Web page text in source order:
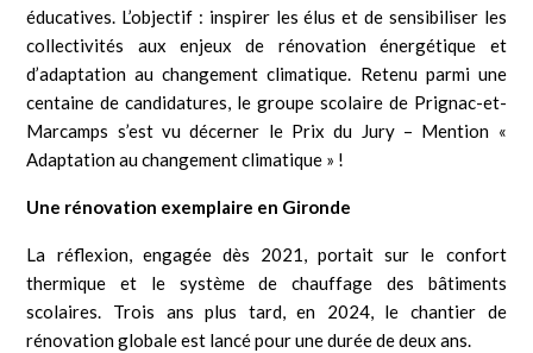
éducatives. L’objectif : inspirer les élus et de sensibiliser les
collectivités aux enjeux de rénovation énergétique et
d’adaptation au changement climatique. Retenu parmi une
centaine de candidatures, le groupe scolaire de Prignac-et-
Marcamps s’est vu décerner le Prix du Jury – Mention «
Adaptation au changement climatique » !
Une rénovation exemplaire en Gironde
La réflexion, engagée dès 2021, portait sur le confort
thermique et le système de chauffage des bâtiments
scolaires. Trois ans plus tard, en 2024, le chantier de
rénovation globale est lancé pour une durée de deux ans.